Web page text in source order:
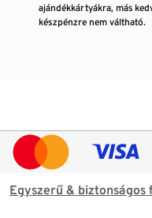
ajándékkártyákra, más
készpénzre nem váltható.
Egyszerű & biztonságos